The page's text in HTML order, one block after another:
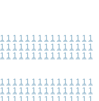
1 1 1 1 1 1 1 1 1 1 1 1 1 1 1
1 1 1 1 1 1 1 1 1 1 1 1 1 1 1
1 1 1 1 1 1 1 1 1 1 1 1 1 1 1
1 1 1 1 1 1 1 1 1 1 1 1 1 1 1
1 1 1 1 1 1 1 1 1 1 1 1 1 1 1
1 1 1 1 1 1 1 1 1 1 1 1 1 1 1